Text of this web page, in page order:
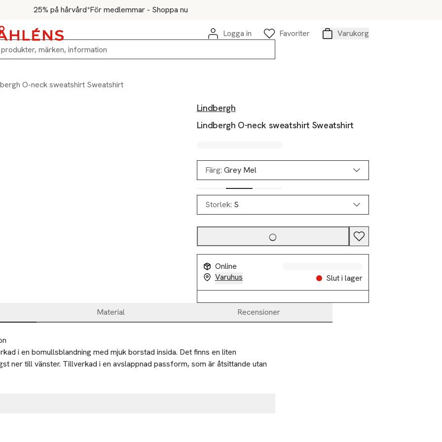
25% på hårvård*För medlemmar - Shoppa nu
Logga in
Favoriter
Varukorg
O-neck sweatshirt Sweatshirt
Lindbergh
Lindbergh O-neck sweatshirt Sweatshirt
Färg: Grey Mel
Storlek: S
Online
Varuhus
Slut i lager
Material Recensioner
i en bomullsblandning med mjuk borstad insida. Det finns en liten
ner till vänster. Tillverkad i en avslappnad passform, som är åtsittande utan